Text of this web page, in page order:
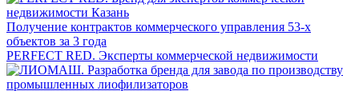
Получение контрактов коммерческого управления 53-х
объектов за 3 года
PERFECT RED. Эксперты коммерческой недвижимости